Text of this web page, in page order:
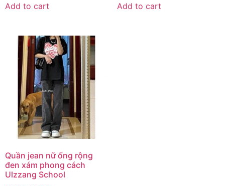
Add to cart Add to cart
Quần jean nữ ống rộng
đen xám phong cách
Ulzzang School